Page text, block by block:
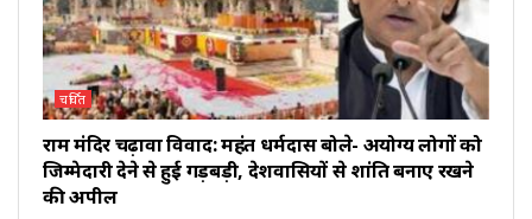
चर्चित
राम मंदिर चढ़ावा विवाद: महंत धर्मदास बोले- अयोग्य लोगों को
जिम्मेदारी देने से हुई गड़बड़ी, देशवासियों से शांति बनाए रखने
की अपील